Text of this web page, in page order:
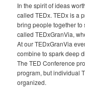
In the spirit of ideas
called TEDx. TEDx is a
bring people together to
called TEDxGranVia,
At our TEDxGranVia
combine to spark deep
The TED Conference
program, but individual
organized.